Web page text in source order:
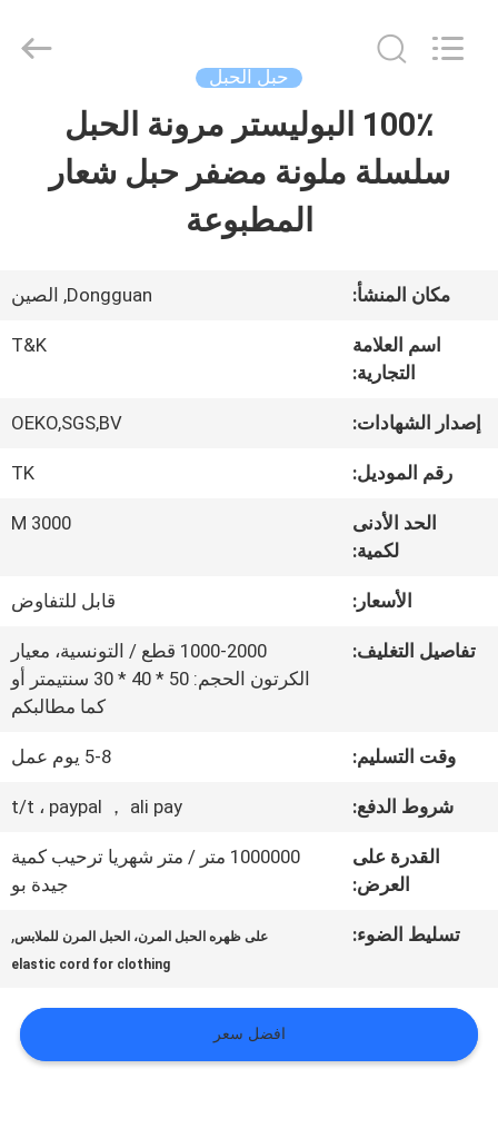
منزل
حول
جولة
المعمل
الجودة
أخبار
جميع
VR
Garment
Accessories
حبل الحبل
100٪ البوليستر مرونة الحبل
سلسلة ملونة مضفر حبل شعار
المطبوعة
مكان المنشأ: Dongguan, الصين
اسم العلامة
التجارية:
T&K
إصدار الشهادات: OEKO,SGS,BV
رقم الموديل: TK
الحد الأدنى
لكمية:
3000 M
الأسعار: قابل للتفاوض
تفاصيل التغليف:
1000-2000 قطع / التونسية، معيار
الكرتون الحجم: 50 * 40 * 30 سنتيمتر أو
كما مطالبكم
وقت التسليم: 5-8 يوم عمل
شروط الدفع: t/t ، paypal ， ali pay
القدرة على
العرض:
1000000 متر / متر شهريا ترحيب كمية
جيدة بو
تسليط الضوء: على ظهره الحبل المرن، الحبل المرن للملابس,
elastic cord for clothing
افضل سعر